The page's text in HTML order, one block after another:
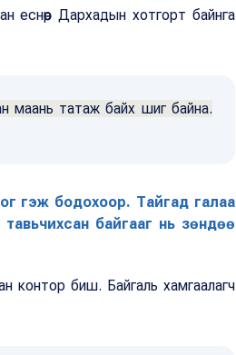
еснөөр Дархадын хотгорт байнга
маань татаж байх шиг байна.
гэж бодохоор. Тайгад галаа
байгааг нь зөндөө
контор биш. Байгаль хамгаалагч